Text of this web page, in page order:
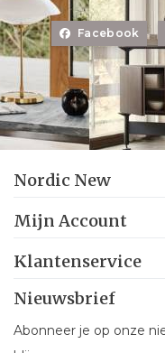
Facebook
Nordic New
Mijn Account
Klantenservice
Nieuwsbrief
Abonneer je op onze